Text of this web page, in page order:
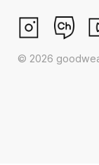
© 2026